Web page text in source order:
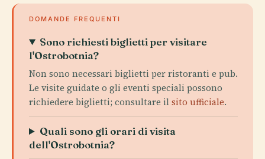
DOMANDE FREQUENTI
Sono richiesti biglietti per visitare
l'Ostrobotnia?
Non sono necessari biglietti per ristoranti e pub.
Le visite guidate o gli eventi speciali possono
richiedere biglietti; consultare ilsito ufficiale.
Quali sono gli orari di visita
dell'Ostrobotnia?